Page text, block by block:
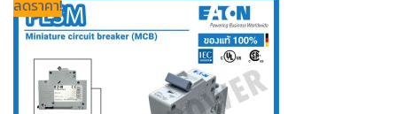
฿2,800.00.฿1,316.00.
ลดราคา!